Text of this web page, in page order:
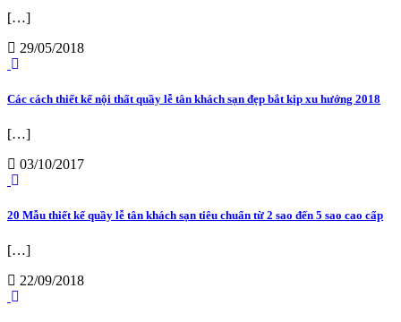
[…]
29/05/2018
Các cách thiết kế nội thất quầy lễ tân khách sạn đẹp bắt kịp xu hướng 2018
[…]
03/10/2017
20 Mẫu thiết kế quầy lễ tân khách sạn tiêu chuẩn từ 2 sao đến 5 sao cao cấp
[…]
22/09/2018